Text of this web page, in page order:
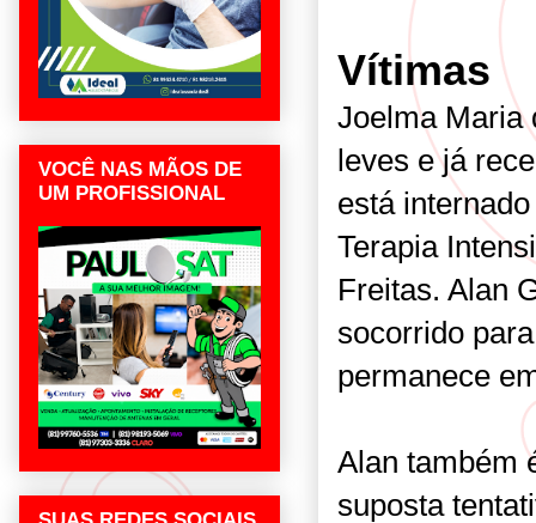
Vítimas
Joelma Maria
leves e já
está
Terapia
Freitas. Alan
socorrido
permanece
Alan também
suposta
VOCÊ NAS MÃOS DE
UM PROFISSIONAL